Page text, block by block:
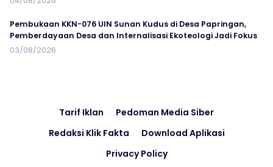
Pembukaan KKN-076 UIN Sunan Kudus di Desa Papringan,
Pemberdayaan Desa dan Internalisasi Ekoteologi Jadi Fokus
03/08/2026
Tarif Iklan
Pedoman Media Siber
Redaksi Klik Fakta
Download Aplikasi
Privacy Policy